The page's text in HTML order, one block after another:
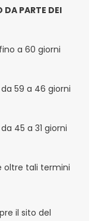
DA PARTE DEI
a 60 giorni
59 a 46 giorni
45 a 31 giorni
oltre tali termini
il sito del